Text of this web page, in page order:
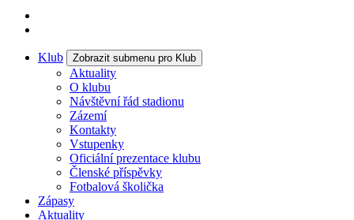
Klub Zobrazit submenu pro Klub
Aktuality
O klubu
Návštěvní řád stadionu
Zázemí
Kontakty
Vstupenky
Oficiální prezentace klubu
Členské příspěvky
Fotbalová školička
Zápasy
Aktuality